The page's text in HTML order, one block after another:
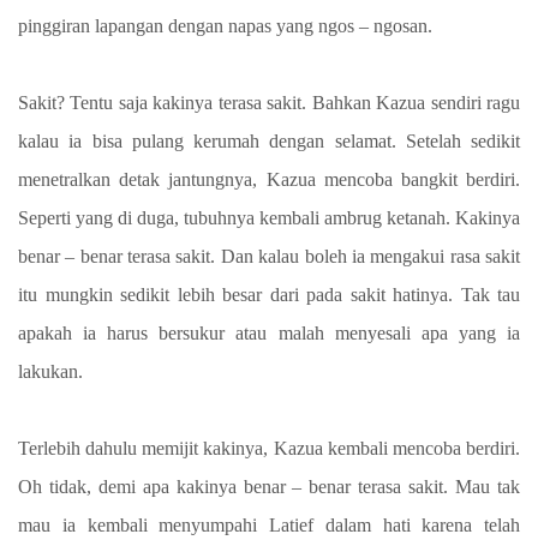
pinggiran lapangan dengan napas yang ngos – ngosan.
Sakit? Tentu saja kakinya terasa sakit. Bahkan Kazua sendiri ragu
kalau ia bisa pulang kerumah dengan selamat. Setelah sedikit
menetralkan detak jantungnya, Kazua mencoba bangkit berdiri.
Seperti yang di duga, tubuhnya kembali ambrug ketanah. Kakinya
benar – benar terasa sakit. Dan kalau boleh ia mengakui rasa sakit
itu mungkin sedikit lebih besar dari pada sakit hatinya. Tak tau
apakah ia harus bersukur atau malah menyesali apa yang ia
lakukan.
Terlebih dahulu memijit kakinya, Kazua kembali mencoba berdiri.
Oh tidak, demi apa kakinya benar – benar terasa sakit. Mau tak
mau ia kembali menyumpahi Latief dalam hati karena telah